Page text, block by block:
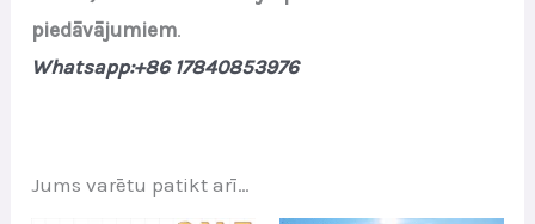
piedāvājumiem.
Whatsapp:+86 17840853976
Jums varētu patikt arī…